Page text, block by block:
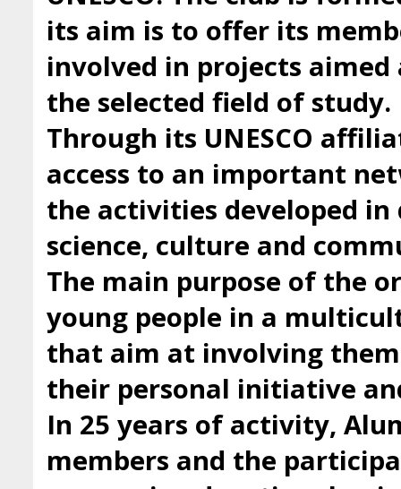
its aim is to offer its
involved in projects
the selected field of study.
Through its UNESCO
access to an important
the activities developed in
science, culture and
The main purpose of the
young people in a
that aim at involving
their personal initiative
In 25 years of activity,
members and the